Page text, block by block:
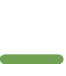
Noch Fragen?